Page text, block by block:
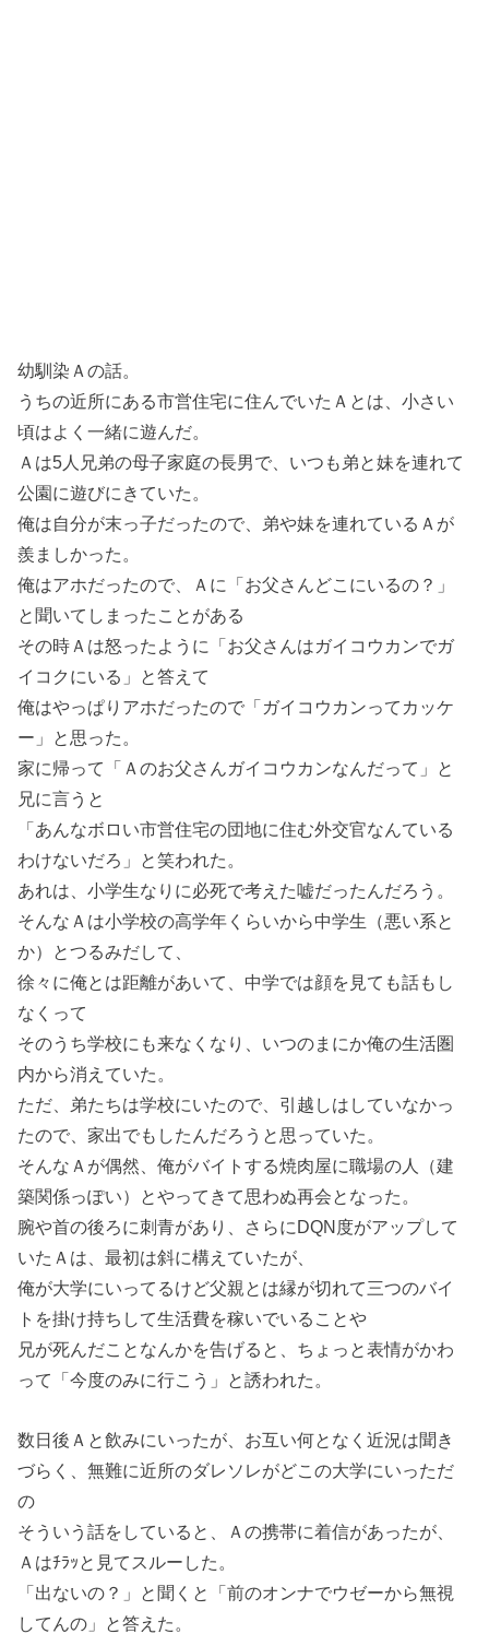
幼馴染Ａの話。
うちの近所にある市営住宅に住んでいたＡとは、小さい
頃はよく一緒に遊んだ。
Ａは5人兄弟の母子家庭の長男で、いつも弟と妹を連れて
公園に遊びにきていた。
俺は自分が末っ子だったので、弟や妹を連れているＡが
羨ましかった。
俺はアホだったので、Ａに「お父さんどこにいるの？」
と聞いてしまったことがある
その時Ａは怒ったように「お父さんはガイコウカンでガ
イコクにいる」と答えて
俺はやっぱりアホだったので「ガイコウカンってカッケ
ー」と思った。
家に帰って「Ａのお父さんガイコウカンなんだって」と
兄に言うと
「あんなボロい市営住宅の団地に住む外交官なんている
わけないだろ」と笑われた。
あれは、小学生なりに必死で考えた嘘だったんだろう。
そんなＡは小学校の高学年くらいから中学生（悪い系と
か）とつるみだして、
徐々に俺とは距離があいて、中学では顔を見ても話もし
なくって
そのうち学校にも来なくなり、いつのまにか俺の生活圏
内から消えていた。
ただ、弟たちは学校にいたので、引越しはしていなかっ
たので、家出でもしたんだろうと思っていた。
そんなＡが偶然、俺がバイトする焼肉屋に職場の人（建
築関係っぽい）とやってきて思わぬ再会となった。
腕や首の後ろに刺青があり、さらにDQN度がアップして
いたＡは、最初は斜に構えていたが、
俺が大学にいってるけど父親とは縁が切れて三つのバイ
トを掛け持ちして生活費を稼いでいることや
兄が死んだことなんかを告げると、ちょっと表情がかわ
って「今度のみに行こう」と誘われた。
数日後Ａと飲みにいったが、お互い何となく近況は聞き
づらく、無難に近所のダレソレがどこの大学にいっただ
の
そういう話をしていると、Ａの携帯に着信があったが、
Ａはﾁﾗｯと見てスルーした。
「出ないの？」と聞くと「前のオンナでウゼーから無視
してんの」と答えた。